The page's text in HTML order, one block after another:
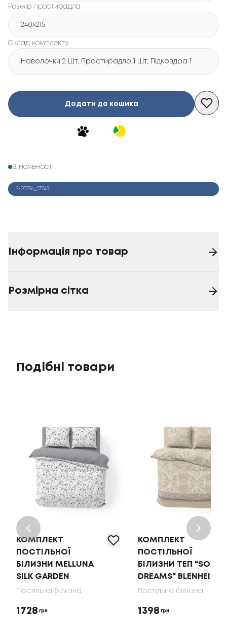
Розмір простирадла
240х215
Склад комплекту
Наволочки 2 Шт, Простирадло 1 Шт, Підковдра 1 Шт
Додати до кошика
В наявності
2-03796_27749
Інформація про товар
Розмірна сітка
Подібні товари
КОМПЛЕКТ
ПОСТІЛЬНОЇ
БІЛИЗНИ MELLUNA
SILK GARDEN
Постільна білизна
1728 грн
КОМПЛЕКТ
ПОСТІЛЬНОЇ
БІЛИЗНИ ТЕП "SOFT
DREAMS" BLENHEIM
Постільна білизна
1398 грн